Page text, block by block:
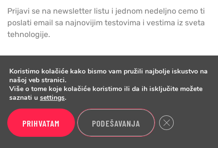
Prijavi se na newsletter listu i jednom nedeljno cemo ti
poslati email sa najnovijim testovima i vestima iz sveta
tehnologije.
PRIJAVI SE
Koristimo kolačiće kako bismo vam pružili najbolje iskustvo na
našoj veb stranici.
Više o tome koje kolačiće koristimo ili da ih isključite možete
saznati u settings.
PRIHVATAM PODEŠAVANJA Close GDPR